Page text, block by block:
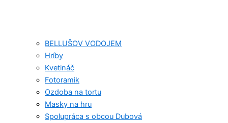
BELLUŠOV VODOJEM
Hríby
Kvetináč
Fotoramik
Ozdoba na tortu
Masky na hru
Spolupráca s obcou Dubová